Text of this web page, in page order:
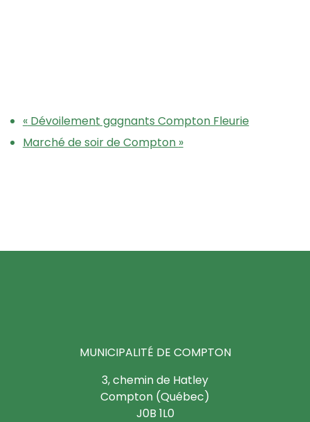
«Dévoilement gagnants Compton Fleurie
Marché de soir de Compton »
MUNICIPALITÉ DE COMPTON
3, chemin de Hatley
Compton (Québec)
J0B 1L0